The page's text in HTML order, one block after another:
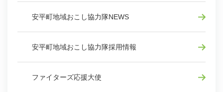
安平町地域おこし協力隊NEWS
安平町地域おこし協力隊採用情報
ファイターズ応援大使